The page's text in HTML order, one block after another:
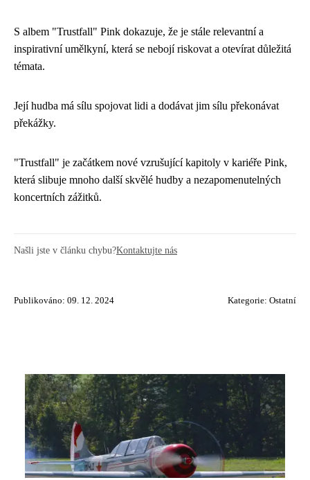
S albem "Trustfall" Pink dokazuje, že je stále relevantní a
inspirativní umělkyní, která se nebojí riskovat a otevírat důležitá
témata.
Její hudba má sílu spojovat lidi a dodávat jim sílu překonávat
překážky.
"Trustfall" je začátkem nové vzrušující kapitoly v kariéře Pink,
která slibuje mnoho další skvělé hudby a nezapomenutelných
koncertních zážitků.
Našli jste v článku chybu?Kontaktujte nás
Publikováno: 09. 12. 2024 Kategorie: Ostatní